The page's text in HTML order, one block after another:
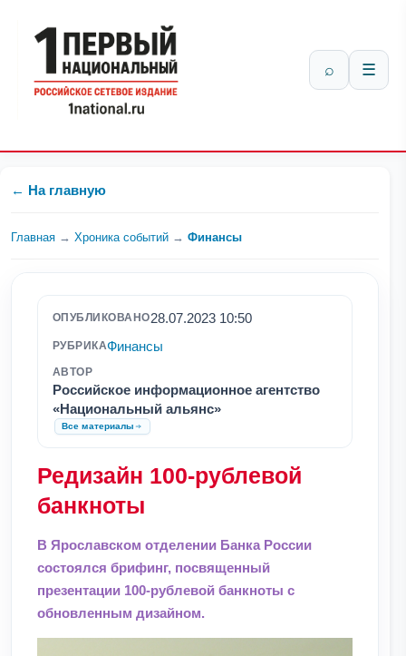
⌕ ☰
← На главную
Главная → Хроника событий → Финансы
ОПУБЛИКОВАНО28.07.2023 10:50
РУБРИКАФинансы
АВТОР
Российское информационное агентство
«Национальный альянс»
Все материалы
Редизайн 100-рублевой
банкноты
В Ярославском отделении Банка России
состоялся брифинг, посвященный
презентации 100-рублевой банкноты с
обновленным дизайном.